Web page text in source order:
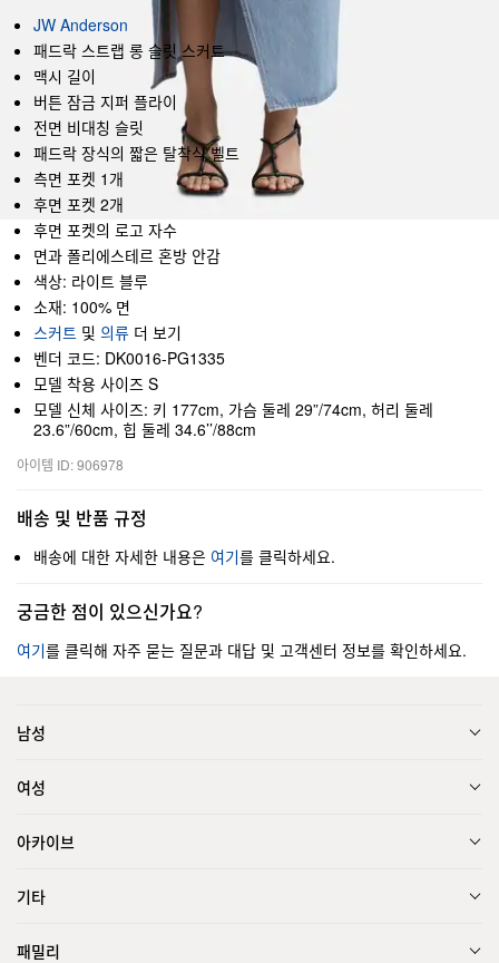
JW Anderson
패드락 스트랩 롱 슬릿 스커트
맥시 길이
버튼 잠금 지퍼 플라이
전면 비대칭 슬릿
패드락 장식의 짧은 탈착식 벨트
측면 포켓 1개
후면 포켓 2개
후면 포켓의 로고 자수
면과 폴리에스테르 혼방 안감
색상: 라이트 블루
소재: 100% 면
스커트 및 의류 더 보기
벤더 코드: DK0016-PG1335
모델 착용 사이즈 S
모델 신체 사이즈: 키 177cm, 가슴 둘레 29”/74cm, 허리 둘레
23.6”/60cm, 힙 둘레 34.6’’/88cm
아이템 ID: 906978
배송 및 반품 규정
배송에 대한 자세한 내용은 여기를 클릭하세요.
궁금한 점이 있으신가요?
여기를 클릭해 자주 묻는 질문과 대답 및 고객센터 정보를 확인하세요.
남성
여성
아카이브
기타
패밀리